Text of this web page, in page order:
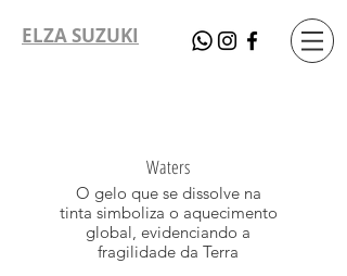
ELZA SUZUKI
Waters
O gelo que se dissolve na
tinta simboliza o aquecimento
global, evidenciando a
fragilidade da Terra